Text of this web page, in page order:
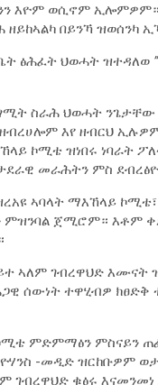
እዮም ወሲኖም
በይንኻ ዝወሰንካ
ፅሕፈት ህወሓት ዝተዳለወ ”
ስራሕ ህወሓት ንጌታቸው
እየ ዘብርህ
ኮሚቴ ዝነበሩ ነባራት
መራሕትን ምስ
ኣባላት ማእኸላይ ኮሚቴ፣
ምዝንባል ጀሚሮም። እቶም
ኣለም ገብረዋህድ እሙናት
ሰውነት ተዋሂብዎ ክፀድቅ
ምድምማፅን ምስናይን
ዮሃንስ -መዲድ ዝርከቡዎም
ገብረዋህድ ቁፅሩ